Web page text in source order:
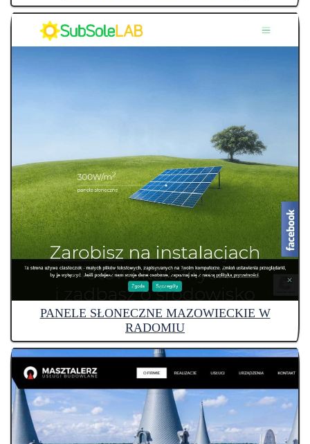
PANELE SŁONECZNE MAZOWIECKIE W
RADOMIU